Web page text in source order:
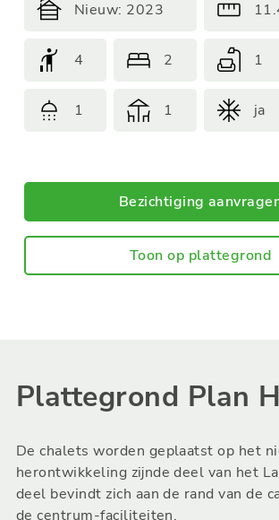
Nieuw: 2023
4 2 1
1 1 ja
Bezichtiging
Toon op plattegrond
Plattegrond Plan
De chalets worden geplaatst op het
herontwikkeling zijnde deel van het
deel bevindt zich aan de rand van de
de centrum-faciliteiten.